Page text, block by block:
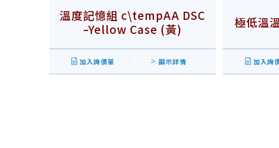
溫度記憶組 c\tempAA DSC
–Yellow Case (黃)
加入詢價單 顯示詳情
極低溫
加入詢